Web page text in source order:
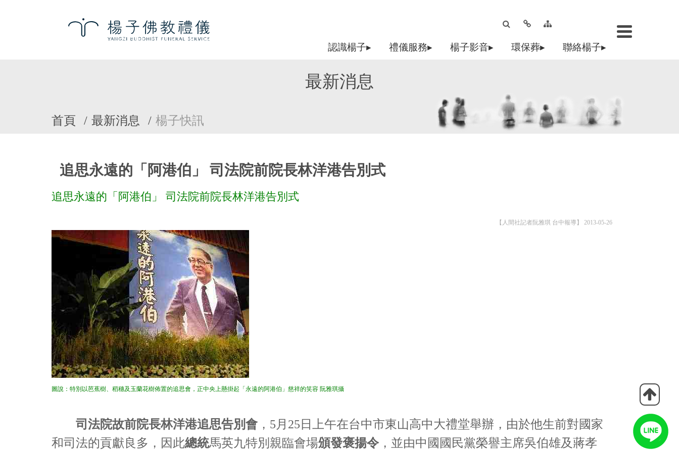
認識楊子▸ 禮儀服務▸ 楊子影音▸ 環保葬▸ 聯絡楊子▸
最新消息
首頁 最新消息 楊子快訊
追思永遠的「阿港伯」 司法院前院長林洋港告別式
追思永遠的「阿港伯」 司法院前院長林洋港告別式
【人間社記者阮雅琪 台中報導】 2013-05-26
圖說：特別以芭蕉樹、稻穗及玉蘭花樹佈置的追思會，正中央上懸掛起「永遠的阿港伯」慈祥的笑容 阮雅琪攝
司法院故前院長林洋港追思告別會 ，5月25日上午在台中市東山高中大禮堂舉辦，由於他生前對國家
和司法的貢獻良多，因此總統馬英九特別親臨會場頒發褒揚令 ，並由中國國民黨榮譽主席吳伯雄及蔣孝